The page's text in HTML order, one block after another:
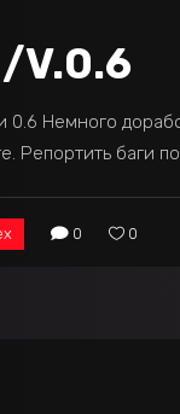
/V.0.6
0.6 Немного
Репортить баги
0 0